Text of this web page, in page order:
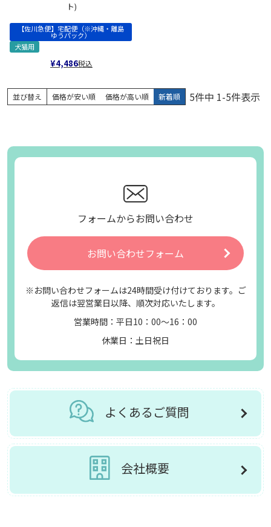
ト)
【佐川急便】宅配便（※沖縄・離島
ゆうパック）
犬猫用
¥4,486税込
並び替え 価格が安い順 価格が高い順 新着順 5件中 1-5件表示
フォームからお問い合わせ
お問い合わせフォーム
※お問い合わせフォームは24時間受け付けております。ご
返信は翌営業日以降、順次対応いたします。
営業時間：平日10：00～16：00
休業日：土日祝日
よくあるご質問
会社概要